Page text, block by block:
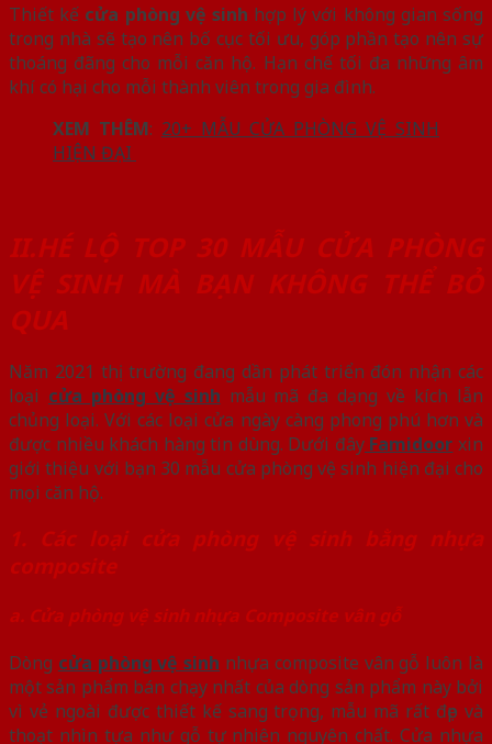
Thiết kế cửa phòng vệ sinh hợp lý với không gian sống
trong nhà sẽ tạo nên bố cục tối ưu, góp phần tạo nên sự
thoáng đãng cho mỗi căn hộ. Hạn chế tối đa những âm
khí có hại cho mỗi thành viên trong gia đình.
XEM THÊM: 20+ MẪU CỬA PHÒNG VỆ SINH
HIỆN ĐẠI
II.HÉ LỘ TOP 30 MẪU CỬA PHÒNG
VỆ SINH MÀ BẠN KHÔNG THỂ BỎ
QUA
Năm 2021 thị trường đang dần phát triển đón nhận các
loại cửa phòng vệ sinh mẫu mã đa dạng về kích lẫn
chủng loại. Với các loại cửa ngày càng phong phú hơn và
được nhiều khách hàng tin dùng. Dưới đâyFamidoor xin
giới thiệu với bạn 30 mẫu cửa phòng vệ sinh hiện đại cho
mọi căn hộ.
1. Các loại cửa phòng vệ sinh bằng nhựa
composite
a. Cửa phòng vệ sinh nhựa Composite vân gỗ
Dòng cửa phòng vệ sinh nhựa composite vân gỗ luôn là
một sản phẩm bán chạy nhất của dòng sản phẩm này bởi
vì vẻ ngoài được thiết kế sang trọng, mẫu mã rất đẹp và
thoạt nhìn tựa như gỗ tự nhiên nguyên chất. Cửa nhựa